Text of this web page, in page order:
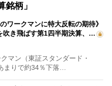
柄」
ワークマンに特大反転の期待》
吹き飛ばす第1四半期決算、…
マン（東証スタンダード・
まりで約34％下落…